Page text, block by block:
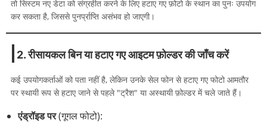
तो सिस्टम नए डेटा को संग्रहीत करने के लिए हटाए गए फ़ोटो के स्थान का पुनः उपयोग
कर सकता है, जिससे पुनर्प्राप्ति असंभव हो जाएगी।
2. रीसायकल बिन या हटाए गए आइटम फ़ोल्डर की जाँच करें
कई उपयोगकर्ताओं को पता नहीं है, लेकिन उनके सेल फोन से हटाए गए फोटो आमतौर
पर स्थायी रूप से हटाए जाने से पहले "ट्रैश" या अस्थायी फ़ोल्डर में चले जाते हैं।
एंड्रॉइड पर(गूगल फोटो):